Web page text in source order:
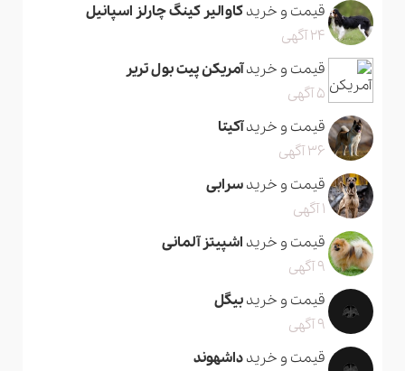
قیمت و خریدکاوالیر کینگ چارلز اسپانیل
24 آگهی
قیمت و خریدآمریکن پیت بول تریر
5 آگهی
قیمت و خریدآکیتا
36 آگهی
قیمت و خریدسرابی
1 آگهی
قیمت و خرید اشپیتز آلمانی
9 آگهی
قیمت و خریدبیگل
9 آگهی
قیمت و خریدداشهوند